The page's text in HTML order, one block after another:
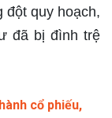
quy hoạch,
đã bị đình trệ
cổ phiếu,